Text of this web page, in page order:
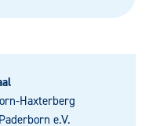
Haxterberg
e.V.